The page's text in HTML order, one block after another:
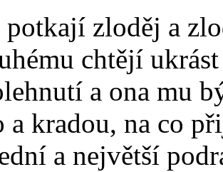
potkají zloděj a
chtějí
a ona mu
a kradou, na co
a největší